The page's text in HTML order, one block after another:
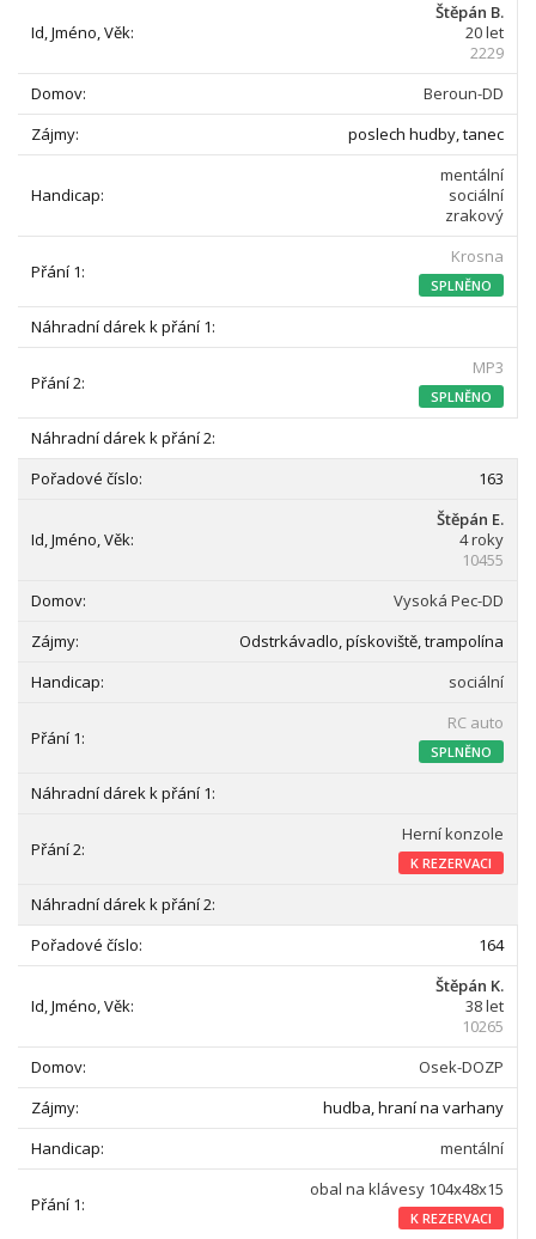
Štěpán B.
20 let
2229
Beroun-DD
poslech hudby, tanec
mentální
sociální
zrakový
Krosna
SPLNĚNO
MP3
SPLNĚNO
163
Štěpán E.
4 roky
10455
Vysoká Pec-DD
Odstrkávadlo, pískoviště, trampolína
sociální
RC auto
SPLNĚNO
Herní konzole
K REZERVACI
164
Štěpán K.
38 let
10265
Osek-DOZP
hudba, hraní na varhany
mentální
obal na klávesy 104x48x15
K REZERVACI